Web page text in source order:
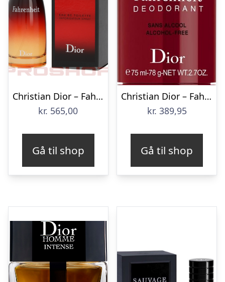
Christian Dior – Fahrenheit – 50 ml
kr. 565,00
Gå til shop
Christian Dior – Fahrenheit Deodorant Stick – 75 Ml.
kr. 389,95
Gå til shop